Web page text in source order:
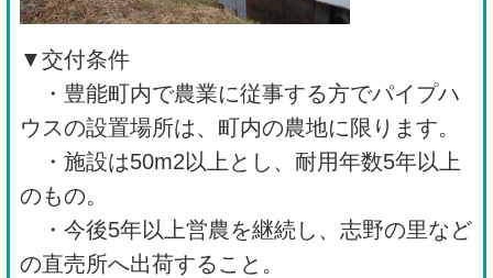
▼交付条件
・豊能町内で農業に従事する方でパイプハ
ウスの設置場所は、町内の農地に限ります。
・施設は50m2以上とし、耐用年数5年以上
のもの。
・今後5年以上営農を継続し、志野の里など
の直売所へ出荷すること。